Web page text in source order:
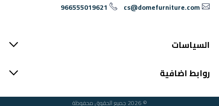
cs@domefurniture.com
966555019621
السياسات
روابط اضافية
© 2026 جميع الحقوق محفوظة